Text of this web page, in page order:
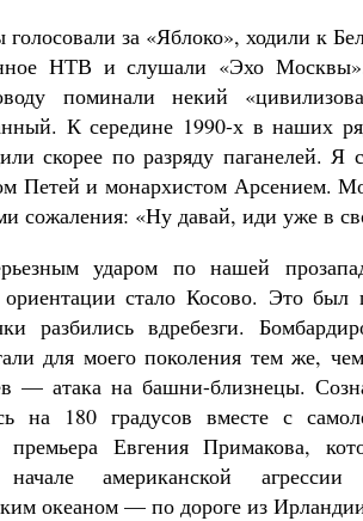
за «Яблоко», ходили к
НТВ и слушали «Эхо
поминали некий
К середине 1990-х в наших
скорее по разряду паганелей.
Петей и монархистом Арсением.
сожаления: «Ну давай, иди уже в
ударом по нашей
стало Косово. Это был
разбились вдребезги.
для моего поколения тем же,
— атака на башни-близнецы.
на 180 градусов вместе с
премьера Евгения Примакова,
американской агрессии
океаном — по дороге из